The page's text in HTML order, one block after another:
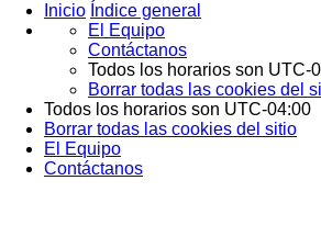
Inicio Índice general
El Equipo
Contáctanos
Todos los horarios son UTC-
Borrar todas las cookies del
Todos los horarios son UTC-04:00
Borrar todas las cookies del sitio
El Equipo
Contáctanos